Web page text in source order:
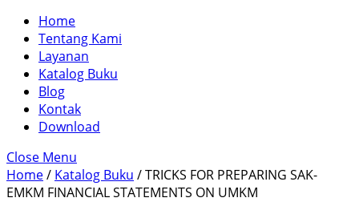
Home
Tentang Kami
Layanan
Katalog Buku
Blog
Kontak
Download
Close Menu
Home/ Katalog Buku / TRICKS FOR PREPARING SAK-
EMKM FINANCIAL STATEMENTS ON UMKM